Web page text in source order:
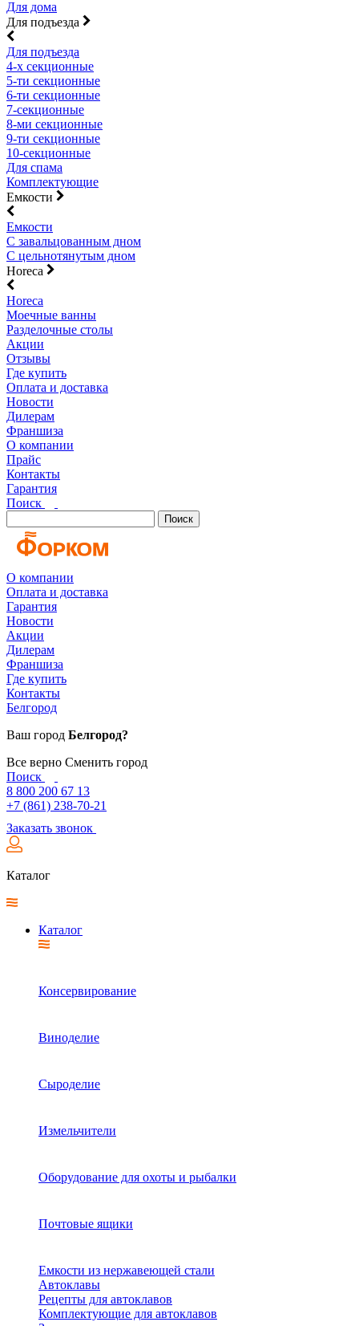
Для дома
Для подъезда
Для подъезда
4-х секционные
5-ти секционные
6-ти секционные
7-секционные
8-ми секционные
9-ти секционные
10-секционные
Для спама
Комплектующие
Емкости
Емкости
С завальцованным дном
С цельнотянутым дном
Horeca
Horeca
Моечные ванны
Разделочные столы
Акции
Отзывы
Где купить
Оплата и доставка
Новости
Дилерам
Франшиза
О компании
Прайс
Контакты
Гарантия
Поиск
Поиск
О компании
Оплата и доставка
Гарантия
Новости
Акции
Дилерам
Франшиза
Где купить
Контакты
Белгород
Ваш город Белгород?
Все верно Сменить город
Поиск
8 800 200 67 13
+7 (861) 238-70-21
Заказать звонок
Каталог
Каталог
Консервирование
Виноделие
Сыроделие
Измельчители
Оборудование для охоты и рыбалки
Почтовые ящики
Емкости из нержавеющей стали
Автоклавы
Рецепты для автоклавов
Комплектующие для автоклавов